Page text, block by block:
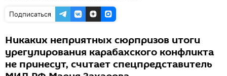
Подписаться
Никаких неприятных сюрпризов итоги
урегулирования карабахского конфликта
не принесут, считает спецпредставитель